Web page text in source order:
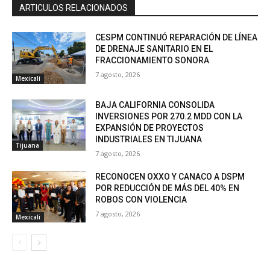
ARTICULOS RELACIONADOS
Mexicali
CESPM CONTINUÓ REPARACIÓN DE LÍNEA
DE DRENAJE SANITARIO EN EL
FRACCIONAMIENTO SONORA
7 agosto, 2026
Tijuana
BAJA CALIFORNIA CONSOLIDA
INVERSIONES POR 270.2 MDD CON LA
EXPANSIÓN DE PROYECTOS
INDUSTRIALES EN TIJUANA
7 agosto, 2026
Mexicali
RECONOCEN OXXO Y CANACO A DSPM
POR REDUCCIÓN DE MÁS DEL 40% EN
ROBOS CON VIOLENCIA
7 agosto, 2026